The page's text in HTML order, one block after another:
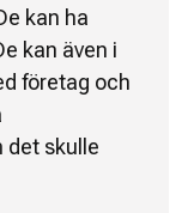
kan ha
kan även i
företag och
det skulle